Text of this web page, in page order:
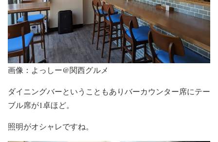
画像：よっしー@関西グルメ
ダイニングバーということもありバーカウンター席にテー
ブル席が1卓ほど。
照明がオシャレですね。